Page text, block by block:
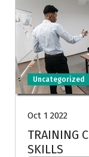
Uncategorized
Oct 1 2022
TRAINING
SKILLS